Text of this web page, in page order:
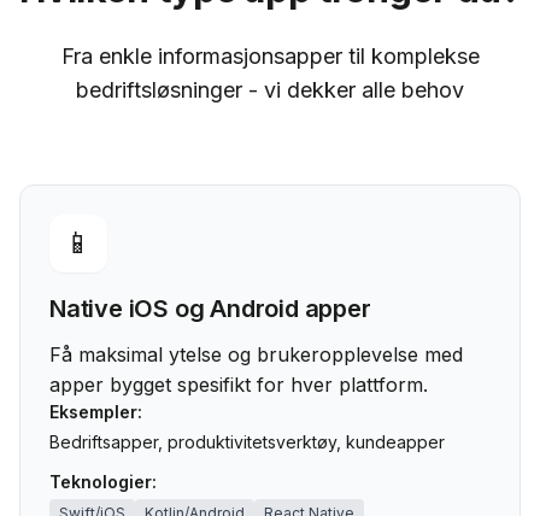
Fra enkle informasjonsapper til komplekse
bedriftsløsninger - vi dekker alle behov
📱
Native iOS og Android apper
Få maksimal ytelse og brukeropplevelse med
apper bygget spesifikt for hver plattform.
Eksempler:
Bedriftsapper, produktivitetsverktøy, kundeapper
Teknologier: